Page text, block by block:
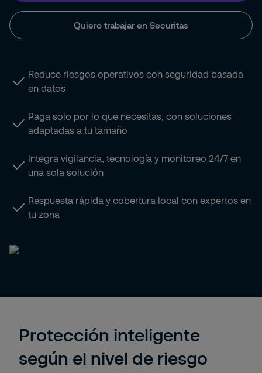
Quiero trabajar en Securitas
Reduce riesgos operativos con seguridad basada
en datos
Paga solo por lo que necesitas, con soluciones
adaptadas a tu tamaño
Integra vigilancia, tecnología y monitoreo 24/7 en
una sola solución
Respuesta rápida y cobertura local con expertos en
tu zona
Protección inteligente
según el nivel de riesgo